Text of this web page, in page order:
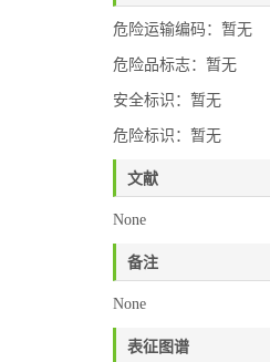
危险运输编码：暂无
危险品标志：暂无
安全标识：暂无
危险标识：暂无
文献
None
备注
None
表征图谱